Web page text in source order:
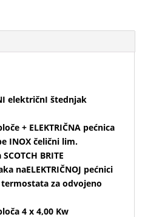
električnI štednjak
+ ELEKTRIČNA pećnica
INOX čelični lim.
BRITE
naELEKTRIČNOJ pećnici
za odvojeno
4 x 4,00 Kw